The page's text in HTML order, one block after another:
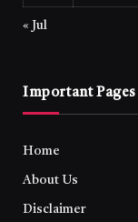
« Jul
Important Pages
Home
About Us
Disclaimer